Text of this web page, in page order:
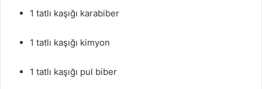
1 tatlı kaşığı karabiber
1 tatlı kaşığı kimyon
1 tatlı kaşığı pul biber